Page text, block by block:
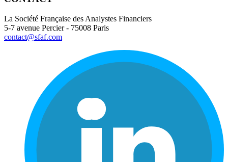
La Société Française des Analystes Financiers
5-7 avenue Percier - 75008 Paris
contact@sfaf.com